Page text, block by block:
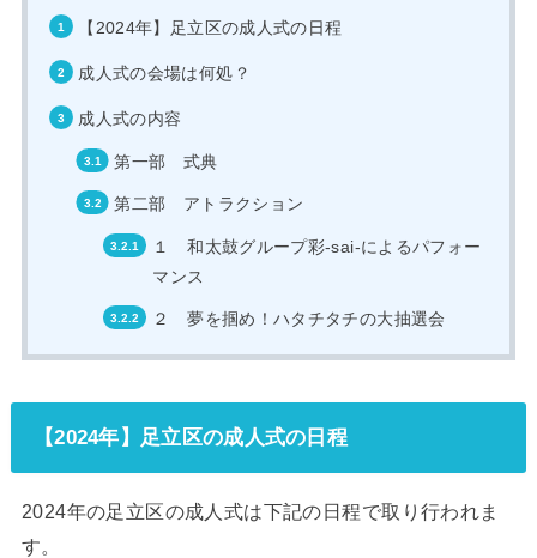
【2024年】足立区の成人式の日程
成人式の会場は何処？
成人式の内容
第一部 式典
第二部 アトラクション
１ 和太鼓グループ彩-sai-によるパフォー
マンス
２ 夢を掴め！ハタチタチの大抽選会
【2024年】足立区の成人式の日程
2024年の足立区の成人式は下記の日程で取り行われま
す。